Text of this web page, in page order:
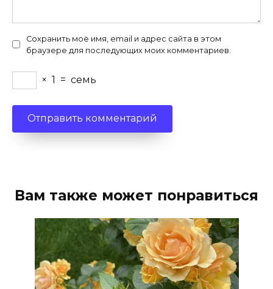
Сохранить моё имя, email и адрес сайта в этом
браузере для последующих моих комментариев.
× 1 = семь
Вам также может понравиться